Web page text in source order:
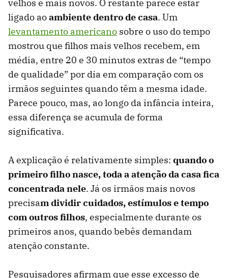
velhos e mais novos. O restante parece estar
ligado aoambiente dentro de casa. Um
levantamento americano sobre o uso do tempo
mostrou que filhos mais velhos recebem, em
média, entre 20 e 30 minutos extras de “tempo
de qualidade” por dia em comparação com os
irmãos seguintes quando têm a mesma idade.
Parece pouco, mas, ao longo da infância inteira,
essa diferença se acumula de forma
significativa.
A explicação é relativamente simples: quando o
primeiro filho nasce, toda a atenção da casa fica
concentrada nele. Já os irmãos mais novos
precisam dividir cuidados, estímulos e tempo
com outros filhos, especialmente durante os
primeiros anos, quando bebês demandam
atenção constante.
Pesquisadores afirmam que esse excesso de